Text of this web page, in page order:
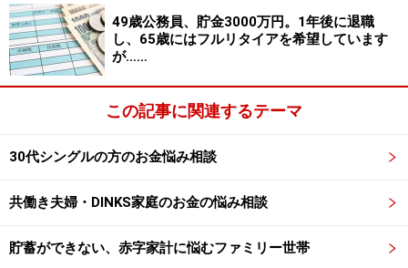
49歳公務員、貯金3000万円。1年後に退職
し、65歳にはフルリタイアを希望しています
が……
この記事に関連するテーマ
30代シングルの方のお金悩み相談
共働き夫婦・DINKS家庭のお金の悩み相談
貯蓄ができない、赤字家計に悩むファミリー世帯